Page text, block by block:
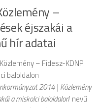
–
éjszakái a
hír adatai
– Fidesz-KDNP:
baloldalon
2014 | Közlemény
a miskolci baloldalon' nevű